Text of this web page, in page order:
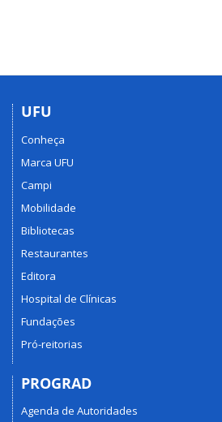
UFU
Conheça
Marca UFU
Campi
Mobilidade
Bibliotecas
Restaurantes
Editora
Hospital de Clínicas
Fundações
Pró-reitorias
PROGRAD
Agenda de Autoridades